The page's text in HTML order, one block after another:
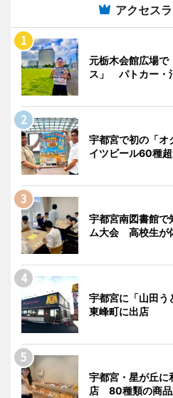
アクセス
元栃木会館広場で
ス」 パトカー・
宇都宮で初の「
イツビール60種
宇都宮南図書館で
ム大会 高校生が
宇都宮に「山田
東峰町に出店
宇都宮・星が丘に
店 80種類の商品